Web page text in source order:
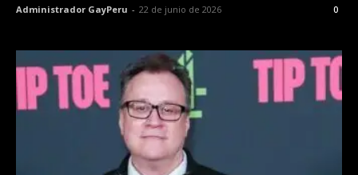
Administrador GayPeru - 22 de junio de 2026 0